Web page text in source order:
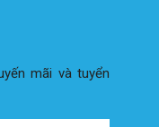
mãi và tuyển